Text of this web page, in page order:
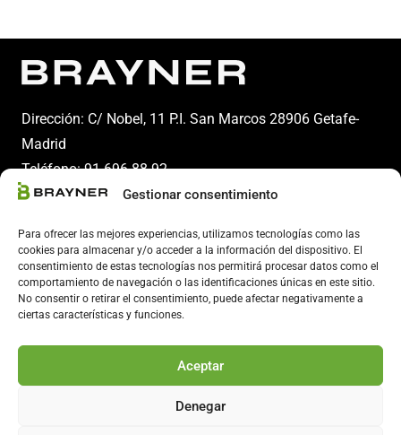
Gestionar consentimiento
Para ofrecer las mejores experiencias, utilizamos tecnologías como las
cookies para almacenar y/o acceder a la información del dispositivo. El
consentimiento de estas tecnologías nos permitirá procesar datos como el
comportamiento de navegación o las identificaciones únicas en este sitio.
No consentir o retirar el consentimiento, puede afectar negativamente a
ciertas características y funciones.
Aceptar
Denegar
Dirección: C/ Nobel, 11 P.I. San Marcos 28906 Getafe-
Madrid
Teléfono:91 696 88 92
Email:info@brayner.es
Copyright 2024 © Brayner – Todos los derechos reservados.